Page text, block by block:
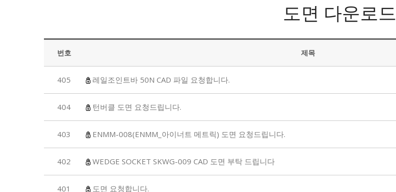
도면 다운로드
번호 제목
405 레일조인트바 50N CAD 파일 요청합니다.
404 턴버클 도면 요청드립니다.
403 ENMM-008(ENMM_아이너트 메트릭) 도면 요청드립니다.
402 WEDGE SOCKET SKWG-009 CAD 도면 부탁 드립니다
401 도면 요청합니다.